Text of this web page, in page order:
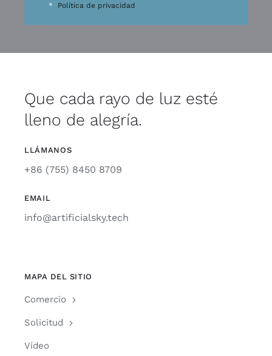
* Política de privacidad
Que cada rayo de luz esté
lleno de alegría.
LLÁMANOS
+86 (755) 8450 8709
EMAIL
info@artificialsky.tech
MAPA DEL SITIO
Comercio
Solicitud
Vídeo